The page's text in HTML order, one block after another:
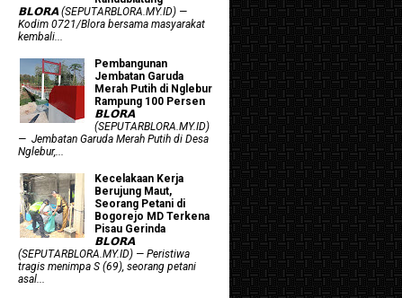
𝗕𝗟𝗢𝗥𝗔 (SEPUTARBLORA.MY.ID) —
Kodim 0721/Blora bersama masyarakat
kembali...
Pembangunan
Jembatan Garuda
Merah Putih di Nglebur
Rampung 100 Persen
𝗕𝗟𝗢𝗥𝗔
(SEPUTARBLORA.MY.ID)
— Jembatan Garuda Merah Putih di Desa
Nglebur,...
Kecelakaan Kerja
Berujung Maut,
Seorang Petani di
Bogorejo MD Terkena
Pisau Gerinda
𝗕𝗟𝗢𝗥𝗔
(SEPUTARBLORA.MY.ID) — Peristiwa
tragis menimpa S (69), seorang petani
asal...